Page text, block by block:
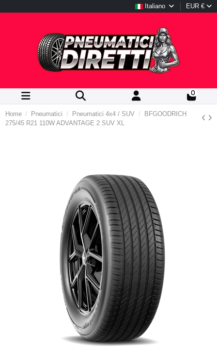
Italiano EUR €
0
Home Pneumatici Pneumatici 4x4 / SUV
BFGOODRICH
275/45 R21 110W ADVANTAGE 2 SUV XL